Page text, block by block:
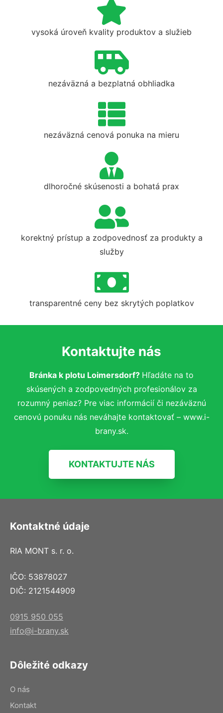
vysoká úroveň kvality produktov a služieb
nezáväzná a bezplatná obhliadka
nezáväzná cenová ponuka na mieru
dlhoročné skúsenosti a bohatá prax
korektný prístup a zodpovednosť za produkty a
služby
transparentné ceny bez skrytých poplatkov
Kontaktujte nás
Bránka k plotu Loimersdorf? Hľadáte na to
skúsených a zodpovedných profesionálov za
rozumný peniaz? Pre viac informácií či nezáväznú
cenovú ponuku nás neváhajte kontaktovať – www.i-
brany.sk.
KONTAKTUJTE NÁS
Kontaktné údaje
RIA MONT s. r. o.
IČO: 53878027
DIČ: 2121544909
0915 950 055
info@i-brany.sk
Dôležité odkazy
O nás
Kontakt